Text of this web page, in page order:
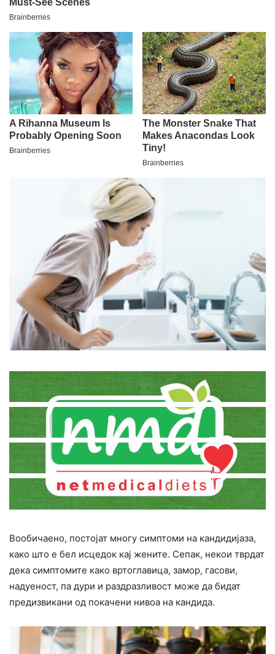
Вообичаено, постојат многу симптоми на кандидијаза,
како што е бел исцедок кај жените. Сепак, некои тврдат
дека симптомите како вртоглавица, замор, гасови,
надуеност, па дури и раздразливост може да бидат
предизвикани од покачени нивоа на кандида.